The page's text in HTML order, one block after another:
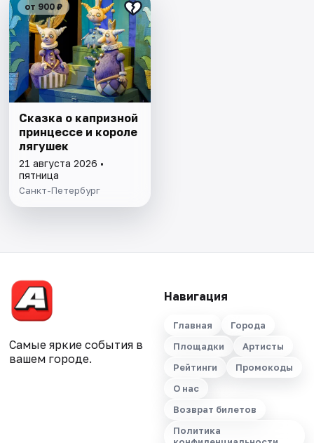
от 900 ₽
Сказка о капризной
принцессе и короле
лягушек
21 августа 2026 •
пятница
Санкт-Петербург
Самые яркие события в
вашем городе.
Навигация
Главная
Города
Площадки
Артисты
Рейтинги
Промокоды
О нас
Возврат билетов
Политика